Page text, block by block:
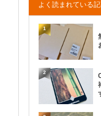
よく読まれている
1
2